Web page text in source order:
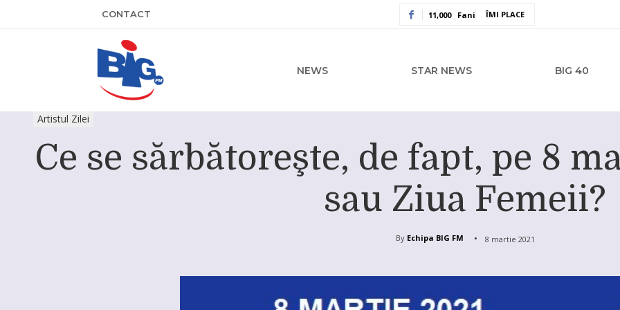
CONTACT 11,000 Fani ÎMI PLACE
NEWS STAR NEWS BIG 40
Artistul Zilei
Ce se sărbătoreşte, de fapt, pe 8
sau Ziua Femeii?
By Echipa BIG FM 8 martie 2021